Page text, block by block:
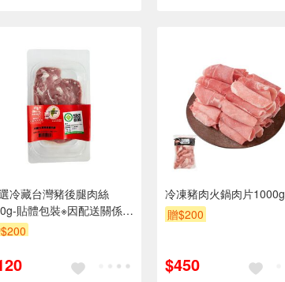
冷藏台灣豬後腿肉絲
貼體包裝※因配送關係實
貨效期約2-3天
冷凍豬肉火鍋肉片1000g
贈$200
$450